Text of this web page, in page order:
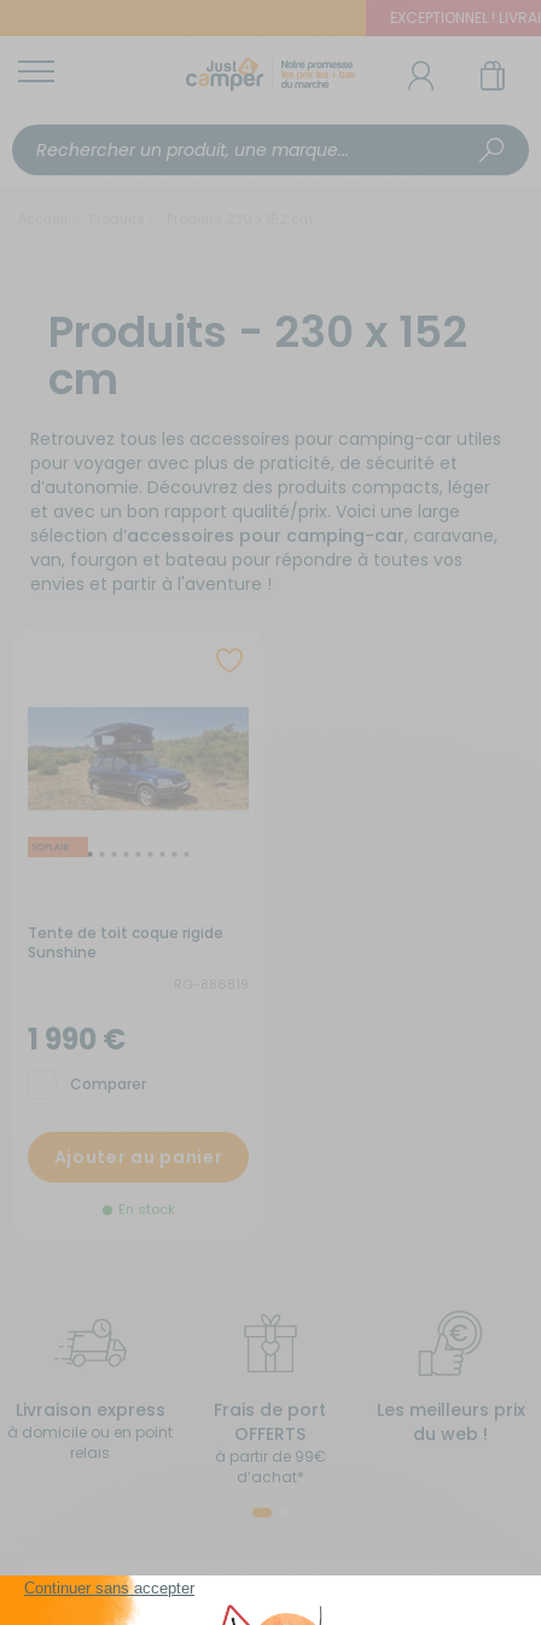
EXCEPTIONNEL !
Produits - 230 x 152
cm
Retrouvez tous les accessoires pour camping-car utiles
pour voyager avec plus de praticité, de sécurité et
d’autonomie. Découvrez des produits compacts, léger
et avec un bon rapport qualité/prix. Voici une large
sélection d’accessoires pour camping-car, caravane,
van, fourgon et bateau pour répondre à toutes vos
envies et partir à l'aventure !
Tente de toit coque rigide
Sunshine
1 990 €
Comparer
Ajouter au panier
En stock
Livraison express
à domicile ou en point
relais
Frais de port
OFFERTS
à partir de 99€
d’achat*
Les meilleurs prix
du web !